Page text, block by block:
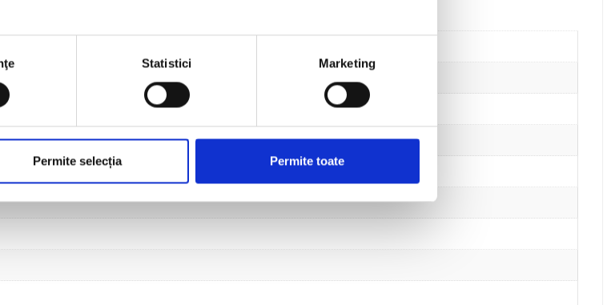
Statistici Marketing
Permite selecția Permite toate